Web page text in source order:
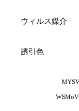
ウィルス媒介
誘引色